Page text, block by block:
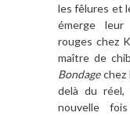
les fêlures et
émerge leur
rouges chez
maître de
Bondagechez
delà du réel,
nouvelle